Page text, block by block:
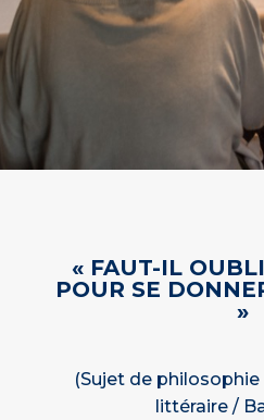
« FAUT-IL
POUR SE
»
(Sujet de
littéraire /